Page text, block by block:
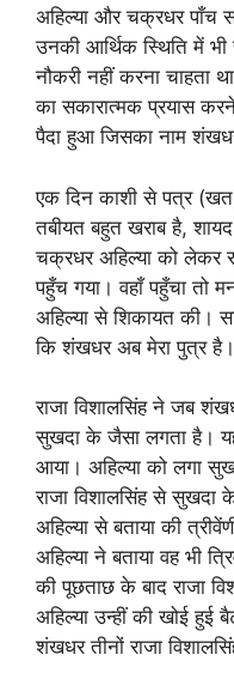
अहिल्या और चक्रधर पाँच
उनकी आर्थिक स्थिति में
नौकरी नहीं करना चाहता
का सकारात्मक प्रयास
पैदा हुआ जिसका नाम
एक दिन काशी से पत्र
तबीयत बहुत खराब है,
चक्रधर अहिल्या को लेकर
पहुँच गया। वहाँ पहुँचा तो
अहिल्या से शिकायत की।
कि शंखधर अब मेरा पुत्र है।
राजा विशालसिंह ने जब
सुखदा के जैसा लगता है।
आया। अहिल्या को लगा
राजा विशालसिंह से सुखदा
अहिल्या से बताया की
अहिल्या ने बताया वह भी
की पूछताछ के बाद राजा
अहिल्या उन्हीं की खोई
शंखधर तीनों राजा